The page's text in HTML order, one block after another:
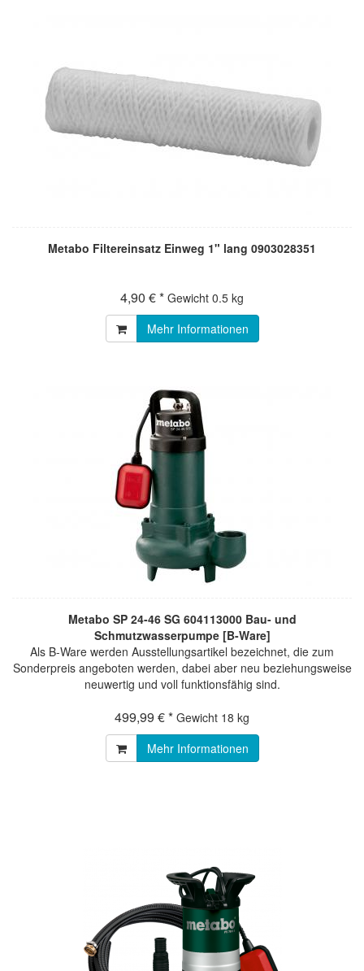
Metabo Filtereinsatz Einweg 1" lang 0903028351
4,90 € * Gewicht 0.5 kg
Mehr Informationen
Metabo SP 24-46 SG 604113000 Bau- und
Schmutzwasserpumpe [B-Ware]
Als B-Ware werden Ausstellungsartikel bezeichnet, die zum
Sonderpreis angeboten werden, dabei aber neu beziehungsweise
neuwertig und voll funktionsfähig sind.
499,99 € * Gewicht 18 kg
Mehr Informationen